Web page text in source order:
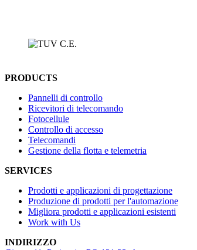
PRODUCTS
Pannelli di controllo
Ricevitori di telecomando
Fotocellule
Controllo di accesso
Telecomandi
Gestione della flotta e telemetria
SERVICES
Prodotti e applicazioni di progettazione
Produzione di prodotti per l'automazione
Migliora prodotti e applicazioni esistenti
Work with Us
INDIRIZZO